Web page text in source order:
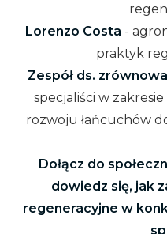
Lorenzo Costa -
praktyk
Zespół ds.
specjaliści w
rozwoju łańcuchów
Dołącz do
dowiedz się, jak
regeneracyjne w